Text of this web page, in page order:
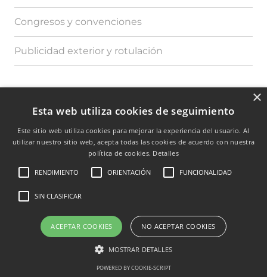
Congresos y convenciones
Publicidad exterior y rotulación
SANTANDER · BURGOS ·
MADRID
© EUROCASTALIA – GRUPO C&C PUBLICIDAD. TODOS LOS
DERECHOS RESERVADOS
POLÍTICA DE PRIVACIDAD|AVISO LEGAL|POLÍTICA DE COOKIES
Esta web utiliza cookies de seguimiento
Este sitio web utiliza cookies para mejorar la experiencia del usuario. Al
utilizar nuestro sitio web, acepta todas las cookies de acuerdo con nuestra
política de cookies. Detalles
RENDIMIENTO ORIENTACIÓN FUNCIONALIDAD
SIN CLASIFICAR
ACEPTAR COOKIES NO ACEPTAR COOKIES
MOSTRAR DETALLES
POWERED BY COOKIE-SCRIPT
×